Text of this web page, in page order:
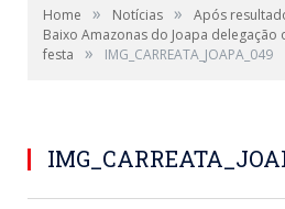
Home » Notícias »
Após
Baixo Amazonas do Joapa
festa
» IMG_CARREATA_JOAPA_049